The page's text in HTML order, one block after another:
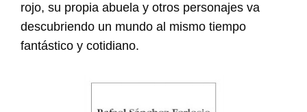
rojo, su propia abuela y otros personajes va
descubriendo un mundo al mismo tiempo
fantástico y cotidiano.